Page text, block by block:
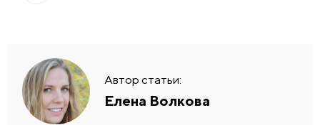
Автор статьи:
Елена Волкова